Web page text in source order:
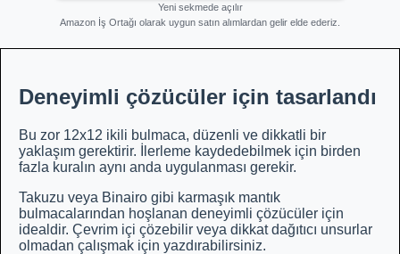
Yeni sekmede açılır
Amazon İş Ortağı olarak uygun satın alımlardan gelir elde ederiz.
Deneyimli çözücüler için tasarlandı
Bu zor 12x12 ikili bulmaca, düzenli ve dikkatli bir
yaklaşım gerektirir. İlerleme kaydedebilmek için birden
fazla kuralın aynı anda uygulanması gerekir.
Takuzu veya Binairo gibi karmaşık mantık
bulmacalarından hoşlanan deneyimli çözücüler için
idealdir. Çevrim içi çözebilir veya dikkat dağıtıcı unsurlar
olmadan çalışmak için yazdırabilirsiniz.